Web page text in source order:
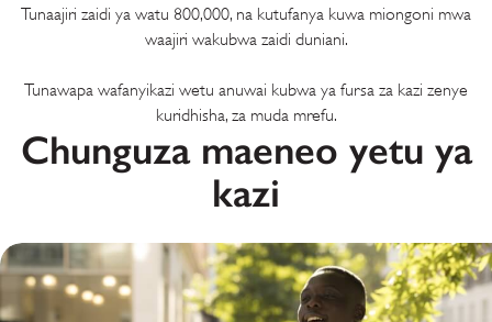
Tunaajiri zaidi ya watu 800,000, na kutufanya kuwa miongoni mwa
waajiri wakubwa zaidi duniani.
Tunawapa wafanyikazi wetu anuwai kubwa ya fursa za kazi zenye
kuridhisha, za muda mrefu.
Chunguza maeneo yetu ya
kazi